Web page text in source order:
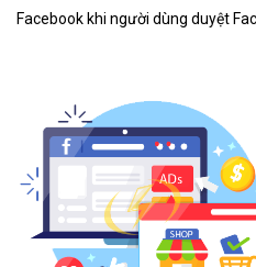
Facebook khi người dùng duyệt